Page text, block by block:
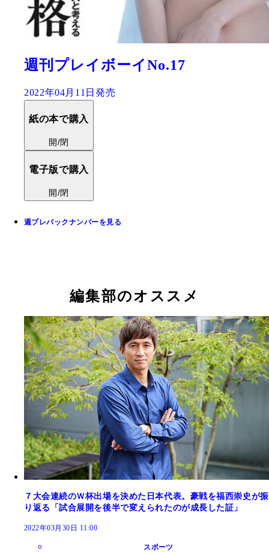
週刊プレイボーイNo.17
2022年04月11日発売
紙の本で購入
開/閉
電子版で購入
開/閉
週プレバックナンバーを見る
編集部のオススメ
７大会連続のＷ杯出場を決めた日本代表。豪戦を福西崇史が振
り返る「試合展開を後半で変えられたのが成長した証」
2022年03月30日 11:00
スポーツ